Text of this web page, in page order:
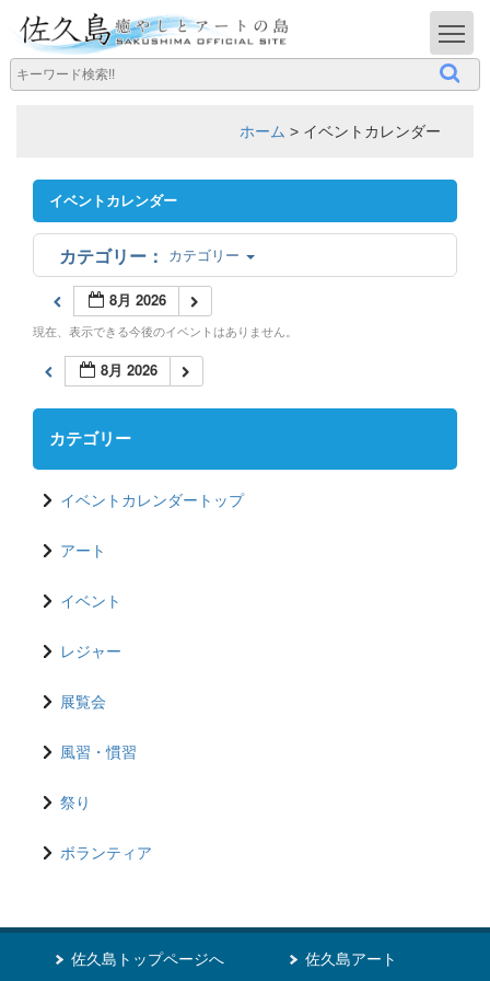
ホーム > イベントカレンダー
イベントカレンダー
カテゴリー
8月 2026
現在、表示できる今後のイベントはありません。
8月 2026
カテゴリー
イベントカレンダートップ
アート
イベント
レジャー
展覧会
風習・慣習
祭り
ボランティア
佐久島トップページへ 佐久島アート